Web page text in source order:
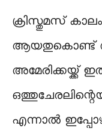
ക്രിസ്തുമസ്
ആയതുകൊണ്ട്
എന്നാൽ